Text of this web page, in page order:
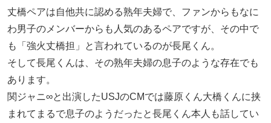
丈橋ペアは自他共に認める熟年夫婦で、ファンからもなに
わ男子のメンバーからも人気のあるペアですが、その中で
も「強火丈橋担」と言われているのが長尾くん。
そして長尾くんは、その熟年夫婦の息子のような存在でも
あります。
関ジャニ∞と出演したUSJのCMでは藤原くん大橋くんに挟
まれてまるで息子のようだったと長尾くん本人も話してい